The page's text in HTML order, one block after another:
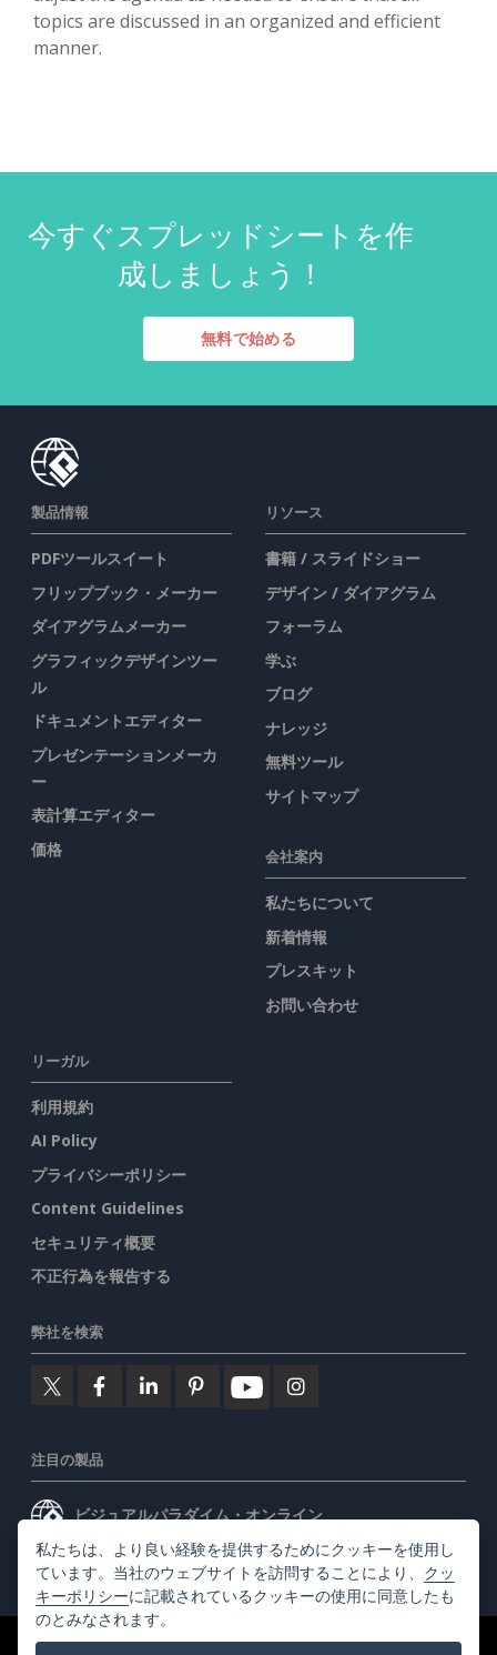
topics are discussed in an organized and efficient
manner.
今すぐスプレッドシートを作
成しましょう！
無料で始める
製品情報
PDFツールスイート
フリップブック・メーカー
ダイアグラムメーカー
グラフィックデザインツー
ル
ドキュメントエディター
プレゼンテーションメーカ
ー
表計算エディター
価格
リソース
書籍 / スライドショー
デザイン / ダイアグラム
フォーラム
学ぶ
ブログ
ナレッジ
無料ツール
サイトマップ
会社案内
私たちについて
新着情報
プレスキット
お問い合わせ
リーガル
利用規約
AI Policy
プライバシーポリシー
Content Guidelines
セキュリティ概要
不正行為を報告する
弊社を検索
注目の製品
ビジュアルパラダイム・オンライン
ビジュアルパラダイムデスクトップ
©2026 by Visual Paradigm. 全ての権利を有する
私たちは、より良い経験を提供するためにクッキーを使用し
ています。当社のウェブサイトを訪問することにより、 クッ
キーポリシーに記載されているクッキーの使用に同意したも
のとみなされます。